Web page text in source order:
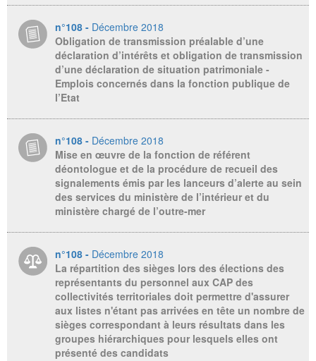
n°108 - Décembre 2018
Obligation de transmission préalable d’une
déclaration d’intérêts et obligation de transmission
d’une déclaration de situation patrimoniale -
Emplois concernés dans la fonction publique de
l’Etat
n°108 - Décembre 2018
Mise en œuvre de la fonction de référent
déontologue et de la procédure de recueil des
signalements émis par les lanceurs d’alerte au sein
des services du ministère de l’intérieur et du
ministère chargé de l’outre-mer
n°108 - Décembre 2018
La répartition des sièges lors des élections des
représentants du personnel aux CAP des
collectivités territoriales doit permettre d'assurer
aux listes n'étant pas arrivées en tête un nombre de
sièges correspondant à leurs résultats dans les
groupes hiérarchiques pour lesquels elles ont
présenté des candidats